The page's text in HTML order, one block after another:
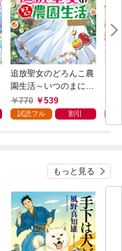
追放聖女のどろんこ農
園生活～いつのまにか
隣国を救ってしまいま
した～（コミック） 1
770 539
試読フル 割引
もっと見る